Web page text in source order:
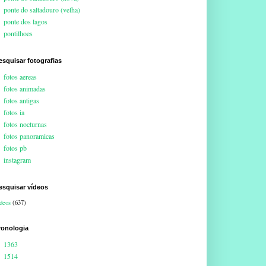
ponte do saltadouro (velha)
ponte dos lagos
pontilhoes
fotografias
fotos aereas
fotos animadas
fotos antigas
fotos ia
fotos nocturnas
fotos panoramicas
fotos pb
instagram
vídeos
(637)
1363
1514